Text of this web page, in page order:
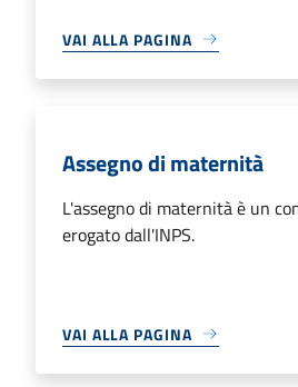
VAI ALLA PAGINA
Assegno di maternità
L'assegno di maternità è un
erogato dall'INPS.
VAI ALLA PAGINA